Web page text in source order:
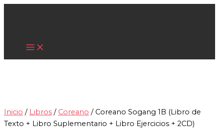
Ir
Main
Inicio / Libros / Coreano / Coreano Sogang 1B (Libro de
Texto + Libro Suplementario + Libro Ejercicios + 2CD)
Coreano
+
Libro